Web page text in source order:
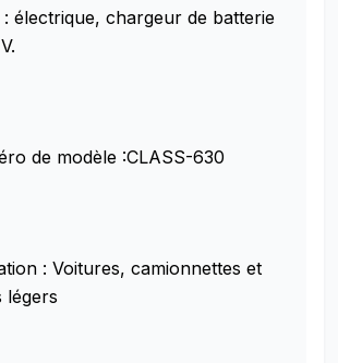
: électrique, chargeur de batterie
de modèle :CLASS-630
: Voitures, camionnettes et
légers